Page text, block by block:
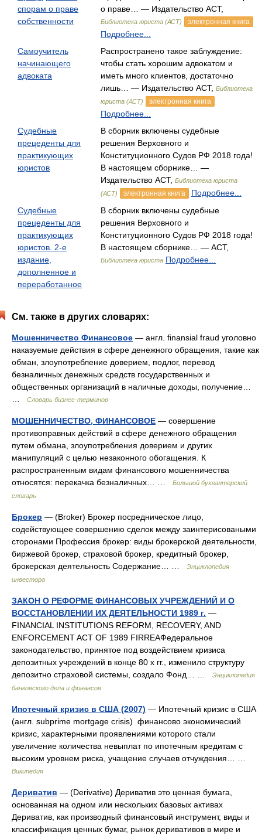
спорам о праве
собственности
о праве… — Издательство АСТ,
Библиотека юриста (АСТ) электронная книга
Подробнее...
Самоучитель
начинающего
адвоката
Распространено такое заблуждение:
чтобы стать хорошим адвокатом и
иметь много клиентов, достаточно
лишь… — Издательство АСТ, Библиотека
юриста (АСТ)
электронная книга
Подробнее...
Судебные
прецеденты для
практикующих
юристов
В сборник включены судебные
решения Верховного и
Конституционного Судов РФ 2018 года!
В настоящем сборнике… —
Издательство АСТ, Библиотека юриста
(АСТ)
электронная книга
Подробнее...
Судебные
прецеденты для
практикующих
юристов. 2-е
издание,
дополненное и
переработанное
В сборник включены судебные
решения Верховного и
Конституционного Судов РФ 2018 года!
В настоящем сборнике… — АСТ,
Библиотека юриста Подробнее...
См. также в других словарях:
Мошенничество Финансовое — англ. finansial fraud уголовно
наказуемые действия в сфере денежного обращения, такие как
обман, злоупотребление доверием, подлог, перевод
безналичных денежных средств государственных и
общественных организаций в наличные доходы, получение…
Словарь бизнес-терминов
МОШЕННИЧЕСТВО, ФИНАНСОВОЕ — совершение
противоправных действий в сфере денежного обращения
путем обмана, злоупотребления доверием и других
манипуляций с целью незаконного обогащения. К
распространенным видам финансового мошенничества
относятся: перекачка безналичных… …
Большой бухгалтерский
словарь
Брокер — (Broker) Брокер посредническое лицо,
содействующее совершению сделок между заинтерисоваными
сторонами Профессия брокер: виды брокерской деятельности,
биржевой брокер, страховой брокер, кредитный брокер,
брокерская деятельность Содержание… …
Энциклопедия
инвестора
ЗАКОН О РЕФОРМЕ ФИНАНСОВЫХ УЧРЕЖДЕНИЙ И О
ВОССТАНОВЛЕНИИ ИХ ДЕЯТЕЛЬНОСТИ 1989 г. —
FINANCIAL INSTITUTIONS REFORM, RECOVERY, AND
ENFORCEMENT ACT OF 1989 FIRREAФедеральное
законодательство, принятое под воздействием кризиса
депозитных учреждений в конце 80 х гг., изменило структуру
депозитно страховой системы, создало Фонд… …
Энциклопедия
банковского дела и финансов
Ипотечный кризис в США (2007) — Ипотечный кризис в США
(англ. subprime mortgage crisis) финансово экономический
кризис, характерными проявлениями которого стали
увеличение количества невыплат по ипотечным кредитам с
высоким уровнем риска, учащение случаев отчуждения… …
Википедия
Дериватив — (Derivative) Дериватив это ценная бумага,
основанная на одном или нескольких базовых активах
Дериватив, как производный финансовый инструмент, виды и
классификация ценных бумаг, рынок деривативов в мире и